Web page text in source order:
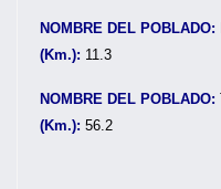
NOMBRE DEL POBLADO:
(Km.): 11.3
NOMBRE DEL POBLADO:
(Km.): 56.2